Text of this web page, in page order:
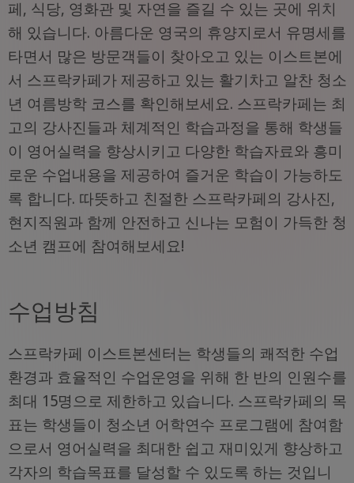
페, 식당, 영화관 및 자연을 즐길 수 있는 곳에 위치
해 있습니다. 아름다운 영국의 휴양지로서 유명세를
타면서 많은 방문객들이 찾아오고 있는 이스트본에
서 스프락카페가 제공하고 있는 활기차고 알찬 청소
년 여름방학 코스를 확인해보세요. 스프락카페는 최
고의 강사진들과 체계적인 학습과정을 통해 학생들
이 영어실력을 향상시키고 다양한 학습자료와 흥미
로운 수업내용을 제공하여 즐거운 학습이 가능하도
록 합니다. 따뜻하고 친절한 스프락카페의 강사진,
현지직원과 함께 안전하고 신나는 모험이 가득한 청
소년 캠프에 참여해보세요!
수업방침
스프락카페 이스트본센터는 학생들의 쾌적한 수업
환경과 효율적인 수업운영을 위해 한 반의 인원수를
최대 15명으로 제한하고 있습니다. 스프락카페의 목
표는 학생들이 청소년 어학연수 프로그램에 참여함
으로서 영어실력을 최대한 쉽고 재미있게 향상하고
각자의 학습목표를 달성할 수 있도록 하는 것입니